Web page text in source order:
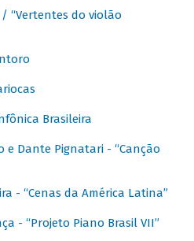
“Vertentes do violão
Brasileira
e Dante Pignatari - “Canção
- “Cenas da América Latina”
- “Projeto Piano Brasil VII”